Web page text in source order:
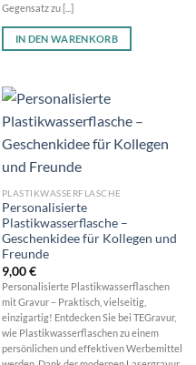
Gegensatz zu [...]
IN DEN WARENKORB
PLASTIKWASSERFLASCHE
Personalisierte
Plastikwasserflasche –
Geschenkidee für Kollegen und
Freunde
9,00€
Personalisierte Plastikwasserflaschen
mit Gravur – Praktisch, vielseitig,
einzigartig! Entdecken Sie bei TEGravur,
wie Plastikwasserflaschen zu einem
persönlichen und effektiven Werbemittel